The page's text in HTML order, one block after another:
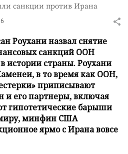
санкции против Ирана
Роухани назвал снятие
санкций ООН
истории страны. Роухани
в то время как ООН,
приписывают
и его партнеры, включая
гипотетические барыши
минфин США
ярмо с Ирана вовсе